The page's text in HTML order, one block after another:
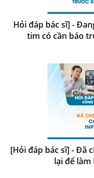
Hỏi đáp bác sĩ] -
tim có cần báo
[Hỏi đáp bác sĩ] - Đã
lại để